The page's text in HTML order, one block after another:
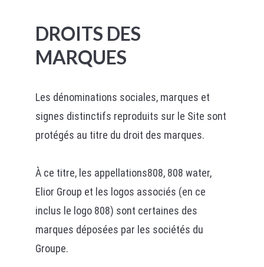
DROITS DES
MARQUES
Les dénominations sociales, marques et
signes distinctifs reproduits sur le Site sont
protégés au titre du droit des marques.
À ce titre, les appellations808, 808 water,
Elior Group et les logos associés (en ce
inclus le logo 808) sont certaines des
marques déposées par les sociétés du
Groupe.